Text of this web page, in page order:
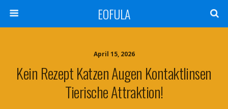
EOFULA
April 15, 2026
Kein Rezept Katzen Augen Kontaktlinsen
Tierische Attraktion!